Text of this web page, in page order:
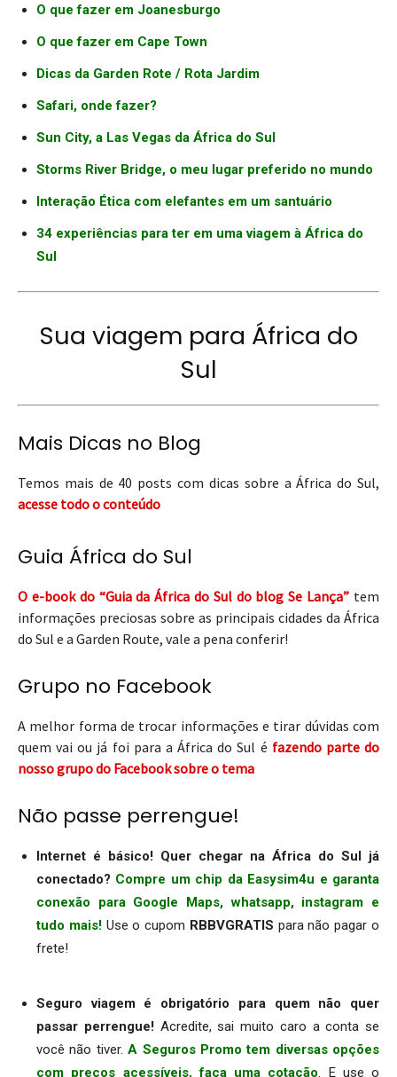
O que fazer em Joanesburgo
O que fazer em Cape Town
Dicas da Garden Rote / Rota Jardim
Safari, onde fazer?
Sun City, a Las Vegas da África do Sul
Storms River Bridge, o meu lugar preferido no mundo
Interação Ética com elefantes em um santuário
34 experiências para ter em uma viagem à África do
Sul
Sua viagem para África do
Sul
Mais Dicas no Blog
Temos mais de 40 posts com dicas sobre a África do Sul,
acesse todo o conteúdo
Guia África do Sul
O e-book do “Guia da África do Sul do blog Se Lança” tem
informações preciosas sobre as principais cidades da África
do Sul e a Garden Route, vale a pena conferir!
Grupo no Facebook
A melhor forma de trocar informações e tirar dúvidas com
quem vai ou já foi para a África do Sul é fazendo parte do
nosso grupo do Facebook sobre o tema
Não passe perrengue!
Internet é básico! Quer chegar na África do Sul já
conectado? Compre um chip da Easysim4u e garanta
conexão para Google Maps, whatsapp, instagram e
tudo mais!Use o cupom RBBVGRATIS para não pagar o
frete!
Seguro viagem é obrigatório para quem não quer
passar perrengue!Acredite, sai muito caro a conta se
você não tiver.A Seguros Promo tem diversas opções
com preços acessíveis, faça uma cotação . E use o